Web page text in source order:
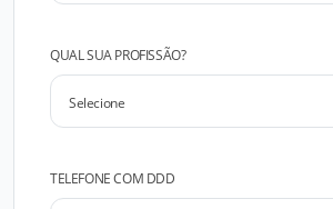
QUAL SUA PROFISSÃO?
TELEFONE COM DDD